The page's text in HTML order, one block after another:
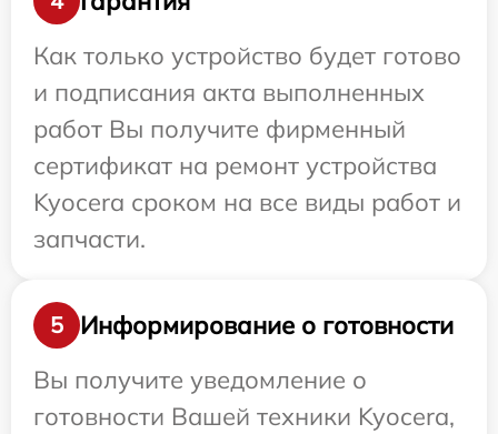
Как только устройство будет готово
и подписания акта выполненных
работ Вы получите фирменный
сертификат на ремонт устройства
Kyocera сроком на все виды работ и
запчасти.
5
Информирование о готовности
Вы получите уведомление о
готовности Вашей техники Kyocera,